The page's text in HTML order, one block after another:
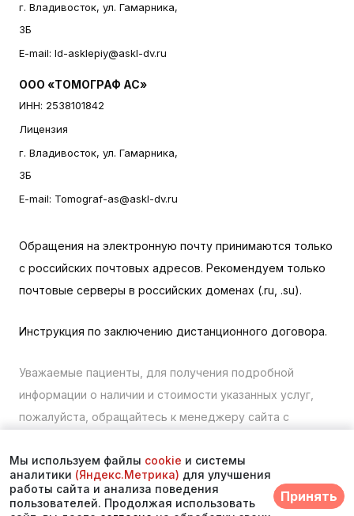
г. Владивосток, ул. Гамарника,
3Б
E-mail: ld-asklepiy@askl-dv.ru
ООО «ТОМОГРАФ АС»
ИНН: 2538101842
Лицензия
г. Владивосток, ул. Гамарника,
3Б
E-mail: Tomograf-as@askl-dv.ru
Обращения на электронную почту принимаются только
с российских почтовых адресов. Рекомендуем только
почтовые серверы в российских доменах (.ru, .su).
Инструкция по заключению дистанционного договора.
Уважаемые пациенты, для получения подробной
информации о наличии и стоимости указанных услуг,
пожалуйста, обращайтесь к менеджеру сайта с
Владивостоке: +7 (423) 279-00-00. vk 373
© 2026. Многопрофильный медицинский центр
Мы используем файлы cookie и системы
аналитики (Яндекс.Метрика) для улучшения
работы сайта и анализа поведения
пользователей. Продолжая использовать
Принять